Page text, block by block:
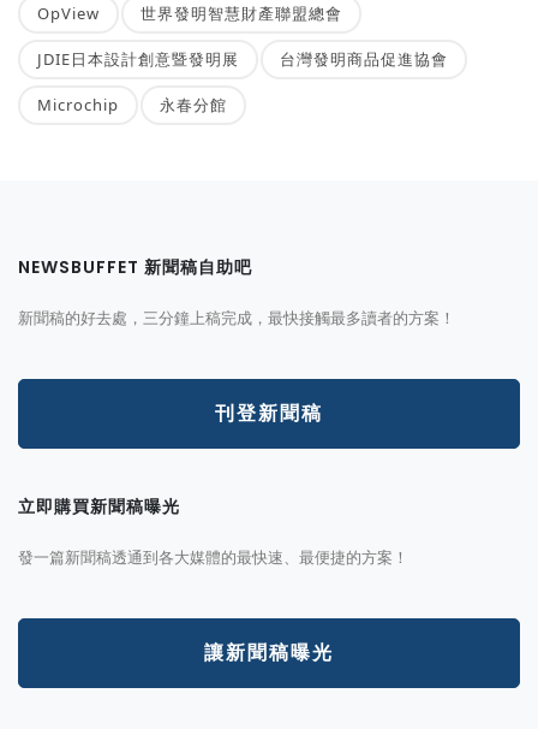
OpView 世界發明智慧財產聯盟總會
JDIE日本設計創意暨發明展 台灣發明商品促進協會
Microchip 永春分館
NEWSBUFFET 新聞稿自助吧
新聞稿的好去處，三分鐘上稿完成，最快接觸最多讀者的方案！
刊登新聞稿
立即購買新聞稿曝光
發一篇新聞稿透通到各大媒體的最快速、最便捷的方案！
讓新聞稿曝光